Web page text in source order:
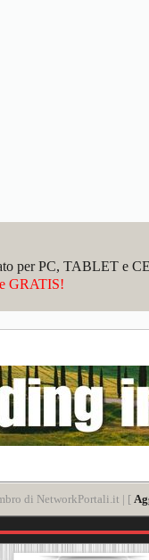
per PC, TABLET e
GRATIS!
di NetworkPortali.it | [